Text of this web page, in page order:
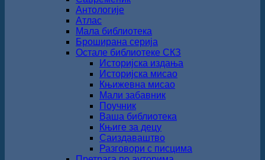
Антологије
Атлас
Мала библиотека
Броширана серија
Остале библиотеке СКЗ
Историјска издања
Историјска мисао
Књижевна мисао
Мали забавник
Поучник
Ваша библиотека
Књиге за децу
Саиздаваштво
Разговори с писцима